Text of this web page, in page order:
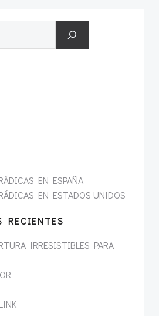
EN ESPAÑA
EN ESTADOS UNIDOS
RECIENTES
IRRESISTIBLES PARA